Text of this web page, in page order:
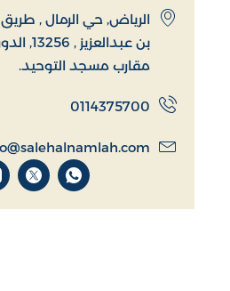
الرياض, حي الرمال ,
مقارب مسجد التوحيد.
0114375700